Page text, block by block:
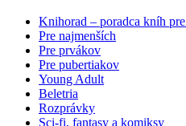
Knihorad – poradca kníh
Pre najmenších
Pre prvákov
Pre pubertiakov
Young Adult
Beletria
Rozprávky
Sci-fi, fantasy a komiksy